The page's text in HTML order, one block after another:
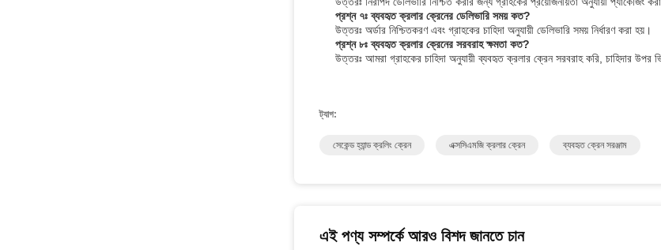
প্রশ্ন ৭ঃ ব্যবহৃত ক্রলার ক্রেনের ডেলিভারি সময় কত?
উত্তরঃ অর্ডার নিশ্চিতকরণ এবং গ্রাহকের চাহিদা অনুযায়ী ডেলিভারি সময় নির্ধারণ করা হয়।
প্রশ্ন ৮ঃ ব্যবহৃত ক্রলার ক্রেনের সরবরাহ ক্ষমতা কত?
উত্তরঃ আমরা গ্রাহকের চাহিদা অনুযায়ী ব্যবহৃত ক্রলার ক্রেন সরবরাহ করি, চাহিদার উপর
ট্যাগ:
সেকেন্ড হ্যান্ড ক্রলিং ক্রেন এক্সসিএমজি ক্রলার ক্রেন ব্যবহৃত ক্রেন সরঞ্জাম
এই পণ্য সম্পর্কে আরও বিশদ জানতে চান